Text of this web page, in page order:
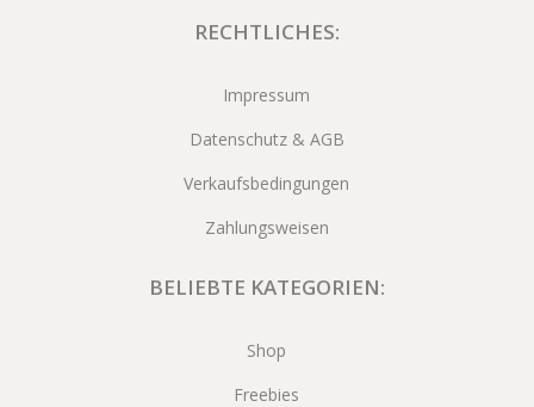
RECHTLICHES:
Impressum
Datenschutz & AGB
Verkaufsbedingungen
Zahlungsweisen
BELIEBTE KATEGORIEN:
Shop
Freebies